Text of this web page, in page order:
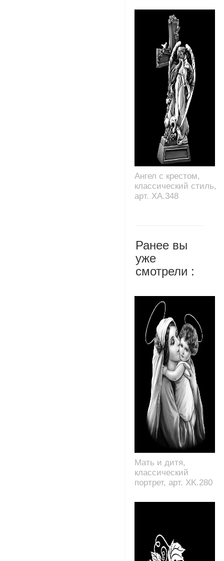
Ангел с крестом,
классический стиль,
арт. XA.348
Ранее вы
уже
смотрели :
Мать и дитя,
классический
портрет, арт. XK.280